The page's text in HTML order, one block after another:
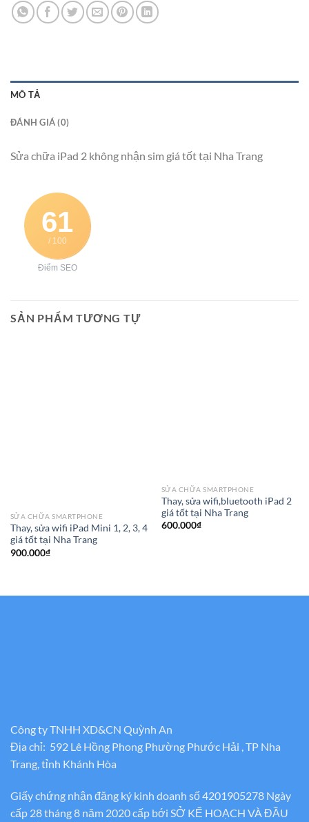
MÔ TẢ
ĐÁNH GIÁ (0)
Sửa chữa iPad 2 không nhận sim giá tốt tại Nha Trang
61
/ 100
Điểm SEO
SẢN PHẨM TƯƠNG TỰ
SỬA CHỮA SMARTPHONE
Thay, sửa wifi iPad Mini 1, 2, 3, 4
giá tốt tại Nha Trang
900.000₫
SỬA CHỮA SMARTPHONE
Thay, sửa wifi,bluetooth iPad 2
giá tốt tại Nha Trang
600.000₫
Công ty TNHH XD&CN Quỳnh An
Địa chỉ: 592 Lê Hồng Phong Phường Phước Hải , TP Nha
Trang, tỉnh Khánh Hòa
Giấy chứng nhận đăng ký kinh doanh số 4201905278 Ngày
cấp 28 tháng 8 năm 2020 cấp bới SỞ KẾ HOẠCH VÀ ĐẦU